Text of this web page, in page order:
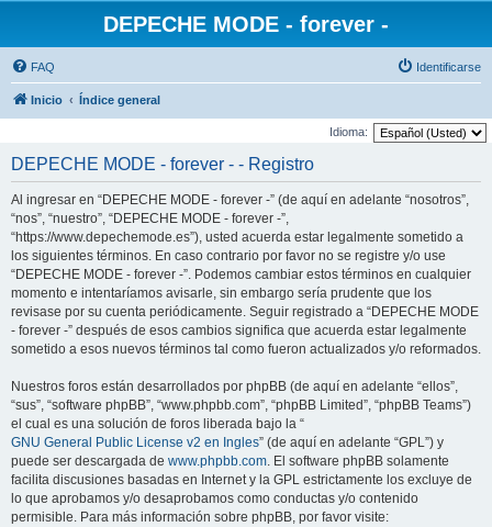
DEPECHE MODE - forever -
FAQ Identificarse
Inicio Índice general
Idioma:
DEPECHE MODE - forever - - Registro
Al ingresar en “DEPECHE MODE - forever -” (de aquí en adelante “nosotros”,
“nos”, “nuestro”, “DEPECHE MODE - forever -”,
“https://www.depechemode.es”), usted acuerda estar legalmente sometido a
los siguientes términos. En caso contrario por favor no se registre y/o use
“DEPECHE MODE - forever -”. Podemos cambiar estos términos en cualquier
momento e intentaríamos avisarle, sin embargo sería prudente que los
revisase por su cuenta periódicamente. Seguir registrado a “DEPECHE MODE
- forever -” después de esos cambios significa que acuerda estar legalmente
sometido a esos nuevos términos tal como fueron actualizados y/o reformados.
Nuestros foros están desarrollados por phpBB (de aquí en adelante “ellos”,
“sus”, “software phpBB”, “www.phpbb.com”, “phpBB Limited”, “phpBB Teams”)
el cual es una solución de foros liberada bajo la “
GNU General Public License v2 en Ingles” (de aquí en adelante “GPL”) y
puede ser descargada de www.phpbb.com. El software phpBB solamente
facilita discusiones basadas en Internet y la GPL estrictamente los excluye de
lo que aprobamos y/o desaprobamos como conductas y/o contenido
permisible. Para más información sobre phpBB, por favor visite: